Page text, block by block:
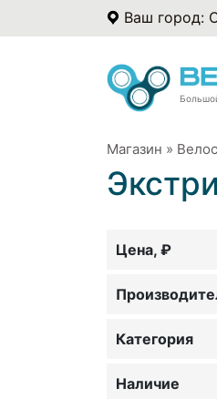
Ваш город:
Магазин »
Цена, ₽
Категория
Наличие